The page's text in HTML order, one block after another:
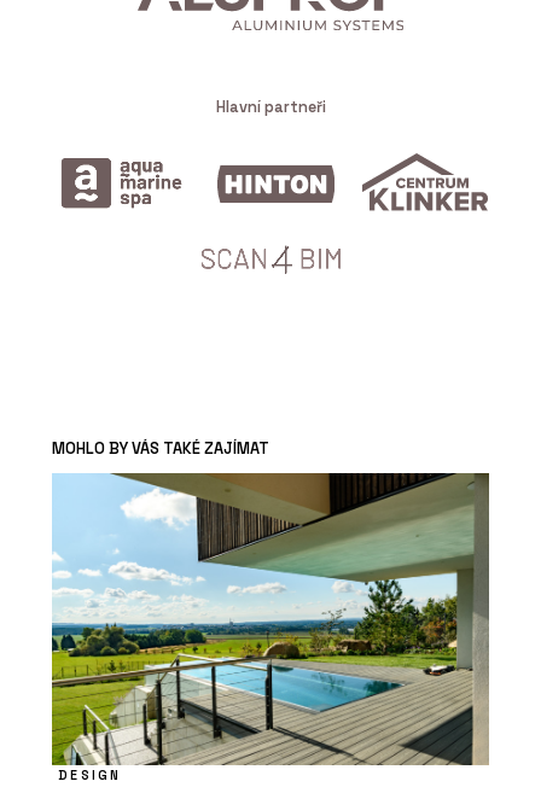
Hlavní partneři
MOHLO BY VÁS TAKÉ ZAJÍMAT
DESIGN